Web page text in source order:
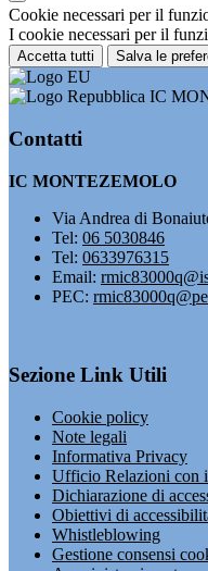
Cookie necessari per il
I cookie necessari per il
Accetta tutti Salva le
IC
Contatti
IC MONTEZEMOLO
Via Andrea di
Tel: 06 5030846
Tel: 0633976315
Email:
PEC:
Sezione Link Utili
Cookie policy
Note legali
Informativa Privacy
Ufficio Relazioni con
Dichiarazione di
Obiettivi di
Whistleblowing
Gestione consensi